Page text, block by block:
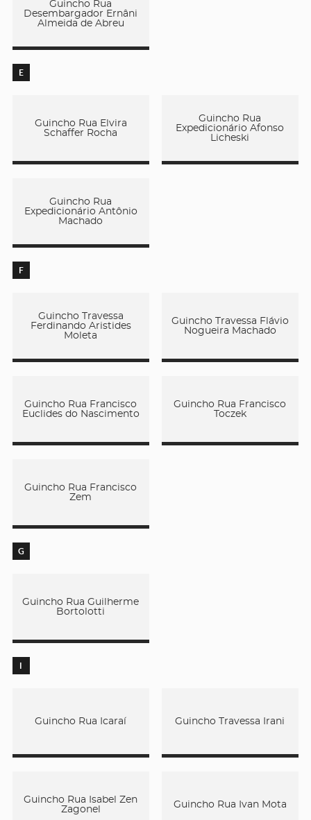
Guincho Rua
Desembargador Ernâni
Almeida de Abreu
E
Guincho Rua Elvira
Schaffer Rocha
Guincho Rua
Expedicionário Afonso
Licheski
Guincho Rua
Expedicionário Antônio
Machado
F
Guincho Travessa
Ferdinando Aristides
Moleta
Guincho Travessa Flávio
Nogueira Machado
Guincho Rua Francisco
Euclides do Nascimento
Guincho Rua Francisco
Toczek
Guincho Rua Francisco
Zem
G
Guincho Rua Guilherme
Bortolotti
I
Guincho Rua Icaraí Guincho Travessa Irani
Guincho Rua Isabel Zen
Zagonel
Guincho Rua Ivan Mota